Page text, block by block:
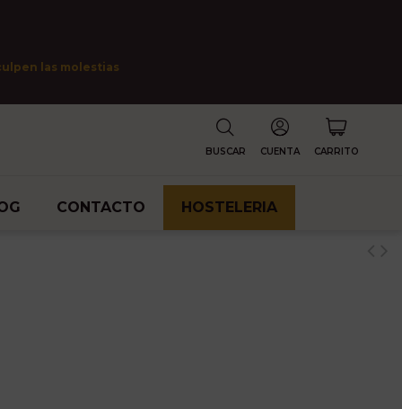
las molestias
BUSCAR CUENTA CARRITO
CONTACTO HOSTELERIA